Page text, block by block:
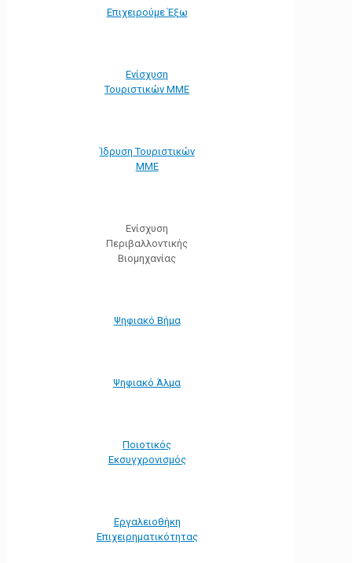
Επιχειρούμε Έξω
Ενίσχυση
Τουριστικών ΜΜΕ
Ίδρυση Τουριστικών
ΜΜΕ
Ενίσχυση
Περιβαλλοντικής
Βιομηχανίας
Ψηφιακό Βήμα
Ψηφιακό Άλμα
Ποιοτικός
Εκσυγχρονισμός
Εργαλειοθήκη
Eπιχειρηματικότητας